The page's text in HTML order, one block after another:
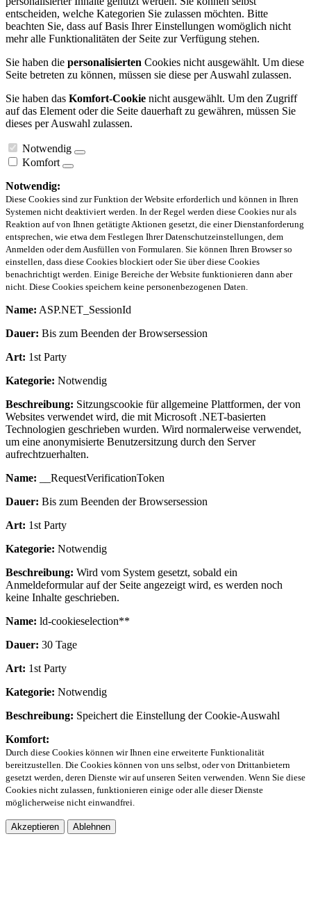
entscheiden, welche Kategorien Sie zulassen möchten. Bitte
beachten Sie, dass auf Basis Ihrer Einstellungen womöglich nicht
mehr alle Funktionalitäten der Seite zur Verfügung stehen.
Sie haben die personalisierten Cookies nicht ausgewählt. Um diese
Seite betreten zu können, müssen sie diese per Auswahl zulassen.
Sie haben das Komfort-Cookie nicht ausgewählt. Um den Zugriff
auf das Element oder die Seite dauerhaft zu gewähren, müssen Sie
dieses per Auswahl zulassen.
Notwendig
Komfort
Notwendig:
Diese Cookies sind zur Funktion der Website erforderlich und können in Ihren
Systemen nicht deaktiviert werden. In der Regel werden diese Cookies nur als
Reaktion auf von Ihnen getätigte Aktionen gesetzt, die einer Dienstanforderung
entsprechen, wie etwa dem Festlegen Ihrer Datenschutzeinstellungen, dem
Anmelden oder dem Ausfüllen von Formularen. Sie können Ihren Browser so
einstellen, dass diese Cookies blockiert oder Sie über diese Cookies
benachrichtigt werden. Einige Bereiche der Website funktionieren dann aber
nicht. Diese Cookies speichern keine personenbezogenen Daten.
Name: ASP.NET_SessionId
Dauer: Bis zum Beenden der Browsersession
Art: 1st Party
Kategorie: Notwendig
Beschreibung: Sitzungscookie für allgemeine Plattformen, der von
Websites verwendet wird, die mit Microsoft .NET-basierten
Technologien geschrieben wurden. Wird normalerweise verwendet,
um eine anonymisierte Benutzersitzung durch den Server
aufrechtzuerhalten.
Name: __RequestVerificationToken
Dauer: Bis zum Beenden der Browsersession
Art: 1st Party
Kategorie: Notwendig
Beschreibung: Wird vom System gesetzt, sobald ein
Anmeldeformular auf der Seite angezeigt wird, es werden noch
keine Inhalte geschrieben.
Name: ld-cookieselection**
Dauer: 30 Tage
Art: 1st Party
Kategorie: Notwendig
Beschreibung: Speichert die Einstellung der Cookie-Auswahl
Komfort:
Durch diese Cookies können wir Ihnen eine erweiterte Funktionalität
bereitzustellen. Die Cookies können von uns selbst, oder von Drittanbietern
gesetzt werden, deren Dienste wir auf unseren Seiten verwenden. Wenn Sie diese
Cookies nicht zulassen, funktionieren einige oder alle dieser Dienste
möglicherweise nicht einwandfrei.
Akzeptieren Ablehnen